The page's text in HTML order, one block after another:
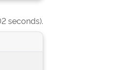
seconds).